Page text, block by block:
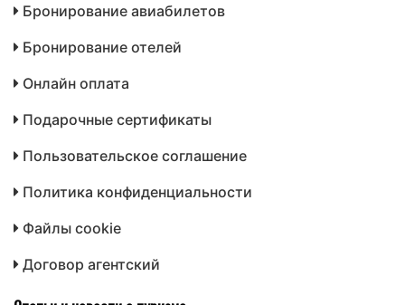
Бронирование авиабилетов
Бронирование отелей
Онлайн оплата
Подарочные сертификаты
Пользовательское соглашение
Политика конфиденциальности
Файлы cookie
Договор агентский